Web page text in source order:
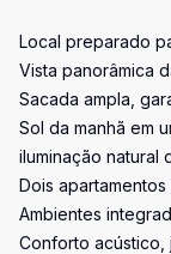
Local preparado
Vista panorâmica
Sacada ampla,
Sol da manhã em
iluminação natural
Dois
Ambientes
Conforto acústico,